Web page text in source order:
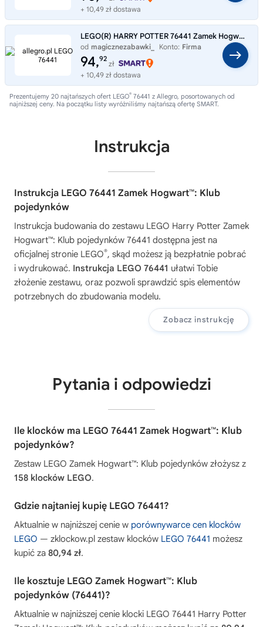
+ 10,49 zł dostawa
LEGO(R) HARRY POTTER 76441 Zamek Hogwart: Klub pojed
od magicznezabawki_ Konto: Firma
94,92
zł
+ 10,49 zł dostawa
Prezentujemy 20 najtańszych ofert LEGO® 76441 z Allegro, posortowanych od
najniższej ceny. Na początku listy wyróżniliśmy najtańszą ofertę SMART.
Instrukcja
Instrukcja LEGO 76441 Zamek Hogwart™: Klub
pojedynków
Instrukcja budowania do zestawu LEGO Harry Potter Zamek
Hogwart™: Klub pojedynków 76441 dostępna jest na
oficjalnej stronie LEGO®, skąd możesz ją bezpłatnie pobrać
i wydrukować. Instrukcja LEGO 76441 ułatwi Tobie
złożenie zestawu, oraz pozwoli sprawdzić spis elementów
potrzebnych do zbudowania modelu.
Zobacz instrukcję
Pytania i odpowiedzi
Ile klocków ma LEGO 76441 Zamek Hogwart™: Klub
pojedynków?
Zestaw LEGO Zamek Hogwart™: Klub pojedynków złożysz z
158 klocków LEGO.
Gdzie najtaniej kupię LEGO 76441?
Aktualnie w najniższej cenie w porównywarce cen klocków
LEGO — zklockow.pl zestaw klocków LEGO 76441 możesz
kupić za 80,94 zł.
Ile kosztuje LEGO Zamek Hogwart™: Klub
pojedynków (76441)?
Aktualnie w najniższej cenie klocki LEGO 76441 Harry Potter